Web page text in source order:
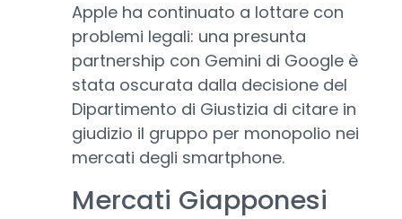
Apple ha continuato a lottare con
problemi legali: una presunta
partnership con Gemini di Google è
stata oscurata dalla decisione del
Dipartimento di Giustizia di citare in
giudizio il gruppo per monopolio nei
mercati degli smartphone.
Mercati Giapponesi